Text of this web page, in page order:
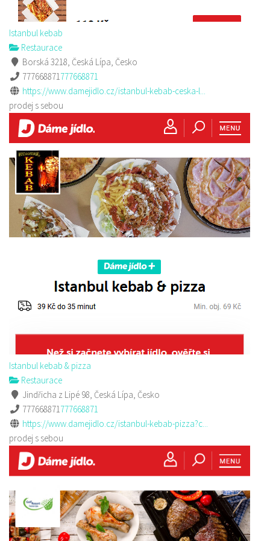
Istanbul kebab
Restaurace
Borská 3218, Česká Lípa, Česko
777668871777668871
https://www.damejidlo.cz/istanbul-kebab-ceska-l...
prodej s sebou
Istanbul kebab & pizza
Restaurace
Jindřicha z Lipé 98, Česká Lípa, Česko
777668871777668871
https://www.damejidlo.cz/istanbul-kebab-pizza?c...
prodej s sebou